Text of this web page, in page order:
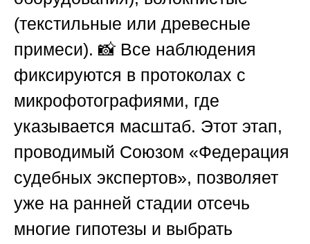
(текстильные или древесные
примеси). 📸 Все наблюдения
фиксируются в протоколах с
микрофотографиями, где
указывается масштаб. Этот этап,
проводимый Союзом «Федерация
судебных экспертов», позволяет
уже на ранней стадии отсечь
многие гипотезы и выбрать